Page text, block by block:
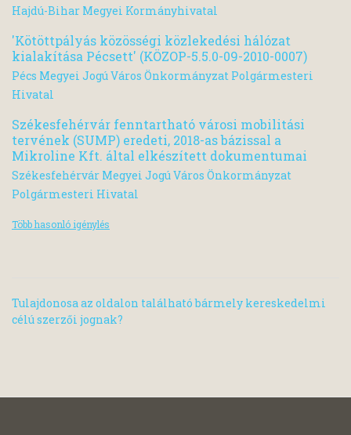
Hajdú-Bihar Megyei Kormányhivatal
'Kötöttpályás közösségi közlekedési hálózat
kialakítása Pécsett' (KÖZOP-5.5.0-09-2010-0007)
Pécs Megyei Jogú Város Önkormányzat Polgármesteri
Hivatal
Székesfehérvár fenntartható városi mobilitási
tervének (SUMP) eredeti, 2018-as bázissal a
Mikroline Kft. által elkészített dokumentumai
Székesfehérvár Megyei Jogú Város Önkormányzat
Polgármesteri Hivatal
Több hasonló igénylés
Tulajdonosa az oldalon található bármely kereskedelmi
célú szerzői jognak?